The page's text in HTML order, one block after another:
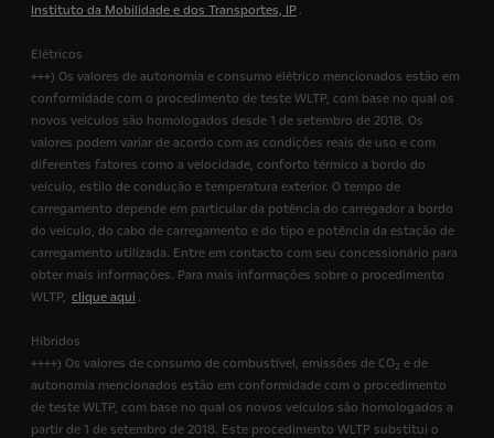
Instituto da Mobilidade e dos Transportes, IP .
Elétricos
+++) Os valores de autonomia e consumo elétrico mencionados estão em
conformidade com o procedimento de teste WLTP, com base no qual os
novos veículos são homologados desde 1 de setembro de 2018. Os
valores podem variar de acordo com as condições reais de uso e com
diferentes fatores como a velocidade, conforto térmico a bordo do
veículo, estilo de condução e temperatura exterior. O tempo de
carregamento depende em particular da potência do carregador a bordo
do veículo, do cabo de carregamento e do tipo e potência da estação de
carregamento utilizada. Entre em contacto com seu concessionário para
obter mais informações. Para mais informações sobre o procedimento
WLTP, clique aqui .
Híbridos
++++) Os valores de consumo de combustível, emissões de CO2 e de
autonomia mencionados estão em conformidade com o procedimento
de teste WLTP, com base no qual os novos veículos são homologados a
partir de 1 de setembro de 2018. Este procedimento WLTP substitui o